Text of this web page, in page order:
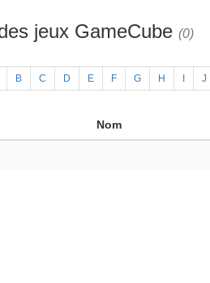
jeux GameCube (0)
B C D E F G H J
Nom